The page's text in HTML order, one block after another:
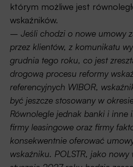
którym możliwe jest
wskaźników.
– Jeśli chodzi o nowe umowy
przez klientów, z komunikatu
grudnia tego roku, co jest
drogową procesu reformy
referencyjnych WIBOR,
być jeszcze stosowany w
Równolegle jednak banki i inne
firmy leasingowe oraz firmy
konsekwentnie oferować
wskaźniku. POLSTR, jako nowy